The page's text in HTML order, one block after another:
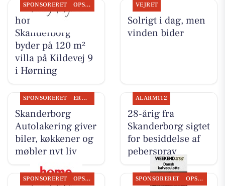
SPONSORERET OPSLAGSTAVLEN
home
Skanderborg
byder på 120 m²
villa på Kildevej 9
i Hørning
VEJRET
Solrigt i dag, men
vinden bider
SPONSORERET ERHVERV
Skanderborg
Autolakering giver
biler, køkkener og
møbler nyt liv
ALARM112
28-årig fra
Skanderborg sigtet
for besiddelse af
peberspray
SPONSORERET OPSLAGSTAVLEN SPONSORERET OPSLAGSTAVLEN